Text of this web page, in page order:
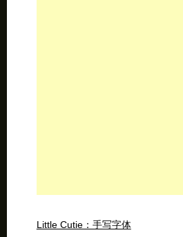
Little Cutie：手写字体